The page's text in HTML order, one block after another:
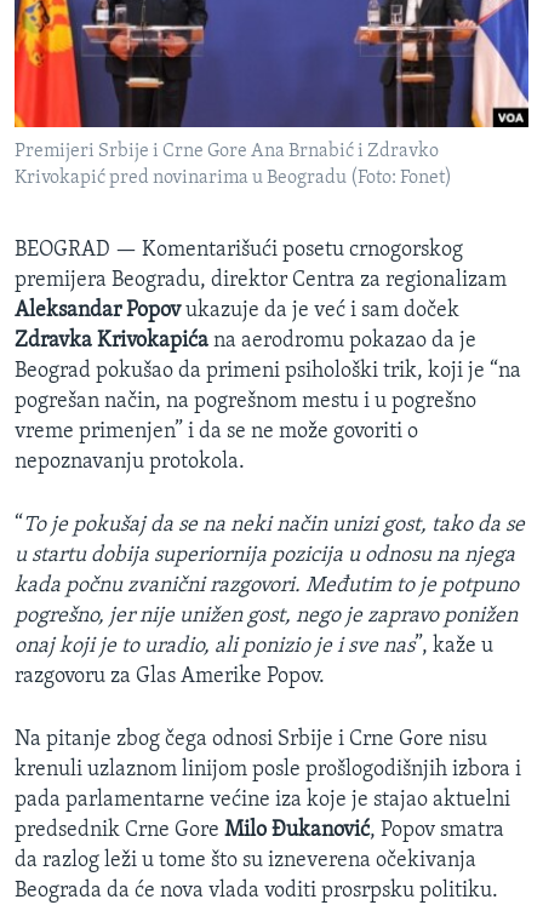
SPORT
INTERVJU
Premijeri Srbije i Crne Gore Ana Brnabić i Zdravko
Krivokapić pred novinarima u Beogradu (Foto: Fonet)
BEOGRAD — Komentarišući posetu crnogorskog
premijera Beogradu, direktor Centra za regionalizam
Aleksandar Popovukazuje da je već i sam doček
Zdravka Krivokapića na aerodromu pokazao da je
Beograd pokušao da primeni psihološki trik, koji je “na
pogrešan način, na pogrešnom mestu i u pogrešno
vreme primenjen” i da se ne može govoriti o
nepoznavanju protokola.
“To je pokušaj da se na neki način unizi gost, tako da se
u startu dobija superiornija pozicija u odnosu na njega
kada počnu zvanični razgovori. Međutim to je potpuno
pogrešno, jer nije unižen gost, nego je zapravo ponižen
onaj koji je to uradio, ali ponizio je i sve nas”, kaže u
razgovoru za Glas Amerike Popov.
Na pitanje zbog čega odnosi Srbije i Crne Gore nisu
krenuli uzlaznom linijom posle prošlogodišnjih izbora i
pada parlamentarne većine iza koje je stajao aktuelni
predsednik Crne Gore Milo Đukanović, Popov smatra
da razlog leži u tome što su izneverena očekivanja
Beograda da će nova vlada voditi prosrpsku politiku.